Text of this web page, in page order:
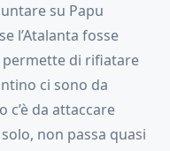
su Papu
l’Atalanta fosse
permette di rifiatare
ci sono da
da attaccare
non passa quasi